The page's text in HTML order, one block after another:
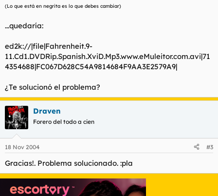
(Lo que está en negrita es lo que debes cambiar)
...quedaría:
ed2k://|file|Fahrenheit.9-
11.Cd1.DVDRip.Spanish.XviD.Mp3.www.eMuleitor.com.avi|71
4354688|FC067D628C54A9814684F9AA3E2579A9|
¿Te solucionó el problema?
Draven
Forero del todo a cien
18 Nov 2004 #3
Gracias!. Problema solucionado. :pla